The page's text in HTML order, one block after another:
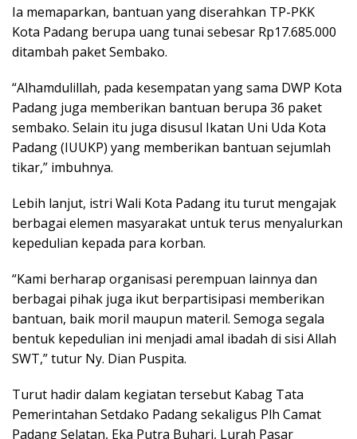
Ia memaparkan, bantuan yang diserahkan TP-PKK
Kota Padang berupa uang tunai sebesar Rp17.685.000
ditambah paket Sembako.
“Alhamdulillah, pada kesempatan yang sama DWP Kota
Padang juga memberikan bantuan berupa 36 paket
sembako. Selain itu juga disusul Ikatan Uni Uda Kota
Padang (IUUKP) yang memberikan bantuan sejumlah
tikar,” imbuhnya.
Lebih lanjut, istri Wali Kota Padang itu turut mengajak
berbagai elemen masyarakat untuk terus menyalurkan
kepedulian kepada para korban.
“Kami berharap organisasi perempuan lainnya dan
berbagai pihak juga ikut berpartisipasi memberikan
bantuan, baik moril maupun materil. Semoga segala
bentuk kepedulian ini menjadi amal ibadah di sisi Allah
SWT,” tutur Ny. Dian Puspita.
Turut hadir dalam kegiatan tersebut Kabag Tata
Pemerintahan Setdako Padang sekaligus Plh Camat
Padang Selatan, Eka Putra Buhari, Lurah Pasar